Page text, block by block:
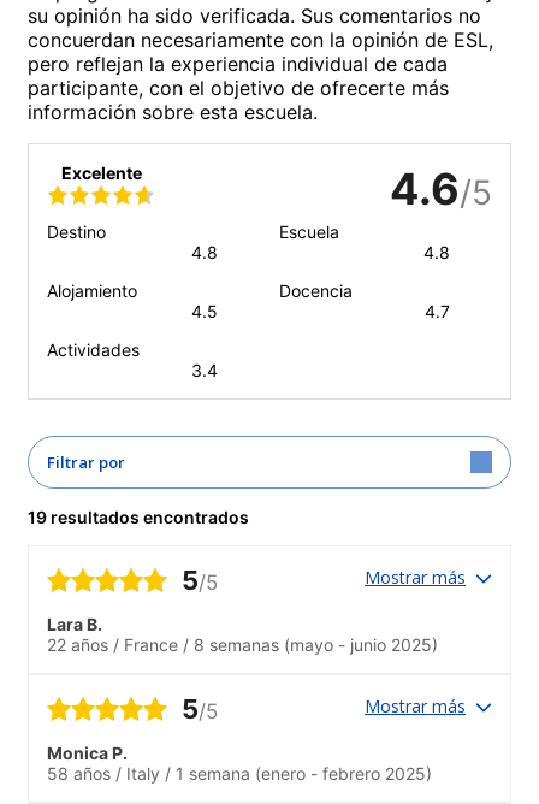
su opinión ha sido verificada. Sus comentarios no
concuerdan necesariamente con la opinión de ESL,
pero reflejan la experiencia individual de cada
participante, con el objetivo de ofrecerte más
información sobre esta escuela.
Excelente 4.6/5
Destino
4.8
Escuela
4.8
Alojamiento
4.5
Docencia
4.7
Actividades
3.4
Filtrar por
19 resultados encontrados
5/5 Mostrar más
Lara B.
22 años / France / 8 semanas (mayo - junio 2025)
5/5 Mostrar más
Monica P.
58 años / Italy / 1 semana (enero - febrero 2025)